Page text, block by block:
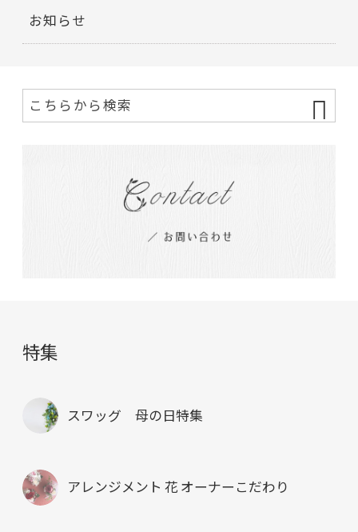
お知らせ
特集
スワッグ 母の日特集
アレンジメント 花 オーナーこだわり